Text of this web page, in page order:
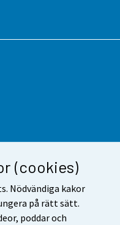
(cookies)
Nödvändiga kakor
på rätt sätt.
poddar och